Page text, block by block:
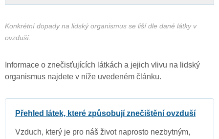
Konkrétní dopady na lidský organismus se liší dle dané látky v
ovzduší.
Informace o znečisťujících látkách a jejich vlivu na lidský
organismus najdete v níže uvedeném článku.
Přehled látek, které způsobují znečištění ovzduší
Vzduch, který je pro náš život naprosto nezbytným,